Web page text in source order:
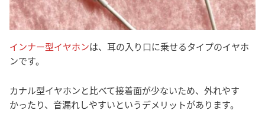
インナー型イヤホンは、耳の入り口に乗せるタイプのイヤホ
ンです。
カナル型イヤホンと比べて接着面が少ないため、外れやす
かったり、音漏れしやすいというデメリットがあります。